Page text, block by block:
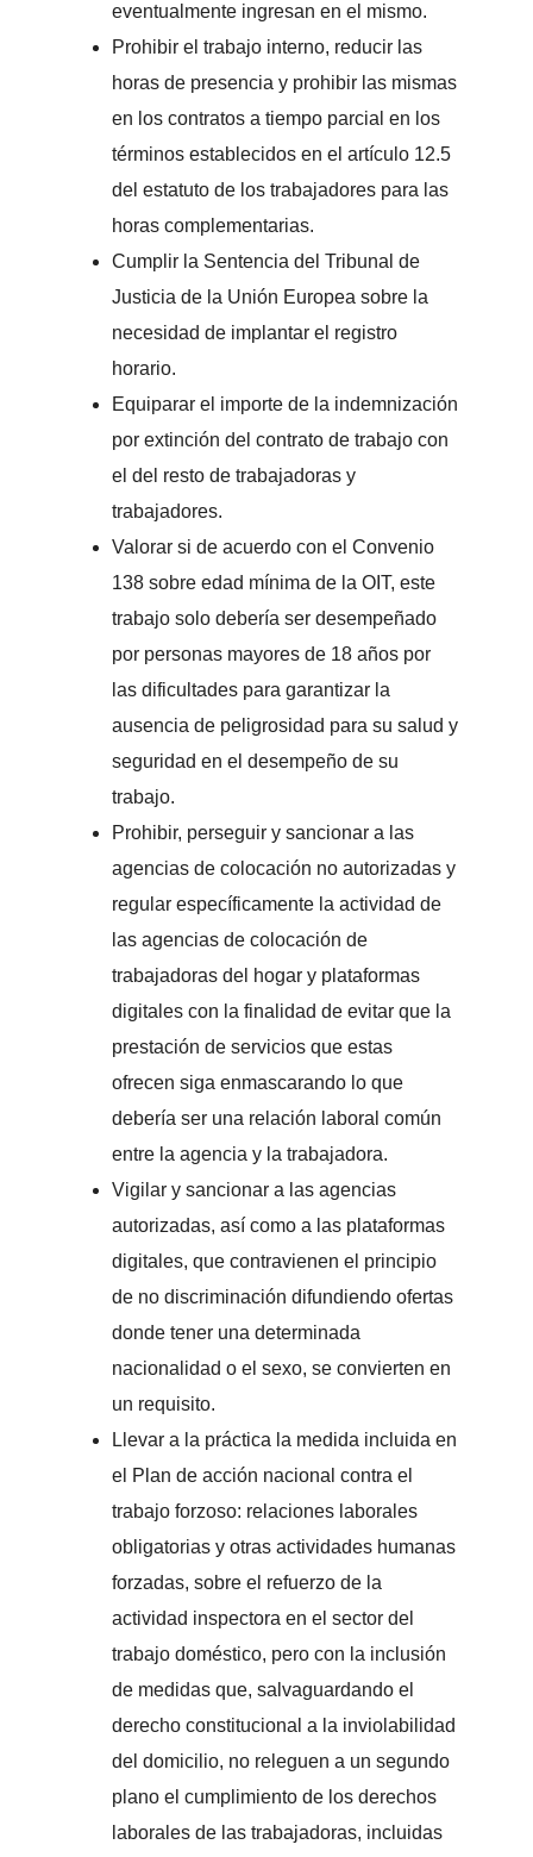
eventualmente ingresan en el mismo.
Prohibir el trabajo interno, reducir las
horas de presencia y prohibir las mismas
en los contratos a tiempo parcial en los
términos establecidos en el artículo 12.5
del estatuto de los trabajadores para las
horas complementarias.
Cumplir la Sentencia del Tribunal de
Justicia de la Unión Europea sobre la
necesidad de implantar el registro
horario.
Equiparar el importe de la indemnización
por extinción del contrato de trabajo con
el del resto de trabajadoras y
trabajadores.
Valorar si de acuerdo con el Convenio
138 sobre edad mínima de la OIT, este
trabajo solo debería ser desempeñado
por personas mayores de 18 años por
las dificultades para garantizar la
ausencia de peligrosidad para su salud y
seguridad en el desempeño de su
trabajo.
Prohibir, perseguir y sancionar a las
agencias de colocación no autorizadas y
regular específicamente la actividad de
las agencias de colocación de
trabajadoras del hogar y plataformas
digitales con la finalidad de evitar que la
prestación de servicios que estas
ofrecen siga enmascarando lo que
debería ser una relación laboral común
entre la agencia y la trabajadora.
Vigilar y sancionar a las agencias
autorizadas, así como a las plataformas
digitales, que contravienen el principio
de no discriminación difundiendo ofertas
donde tener una determinada
nacionalidad o el sexo, se convierten en
un requisito.
Llevar a la práctica la medida incluida en
el Plan de acción nacional contra el
trabajo forzoso: relaciones laborales
obligatorias y otras actividades humanas
forzadas, sobre el refuerzo de la
actividad inspectora en el sector del
trabajo doméstico, pero con la inclusión
de medidas que, salvaguardando el
derecho constitucional a la inviolabilidad
del domicilio, no releguen a un segundo
plano el cumplimiento de los derechos
laborales de las trabajadoras, incluidas